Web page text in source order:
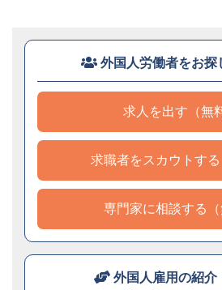
外国人労働者をお探
求人を出す（無
求職者をスカウトする
専門家に相談する（
外国人雇用の紹介